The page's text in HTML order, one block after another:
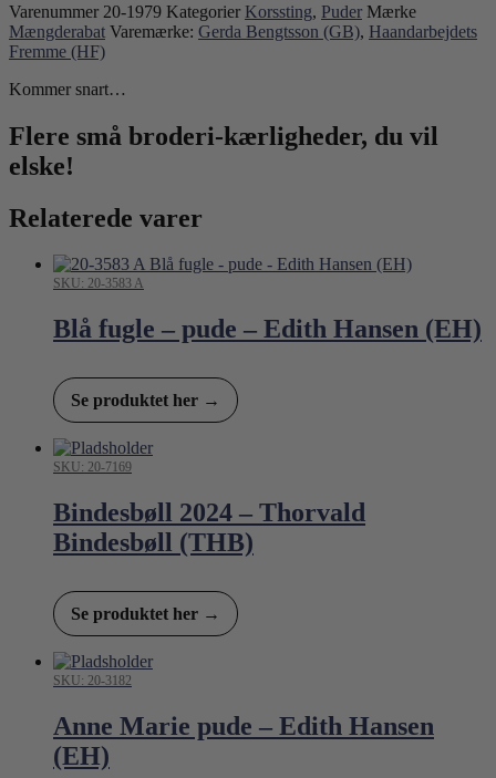
Varenummer 20-1979 Kategorier Korssting, Puder Mærke
Mængderabat Varemærke: Gerda Bengtsson (GB), Haandarbejdets
Fremme (HF)
Kommer snart…
Flere små broderi-kærligheder, du vil
elske!
Relaterede varer
SKU: 20-3583 A
Blå fugle – pude – Edith Hansen (EH)
Se produktet her →
SKU: 20-7169
Bindesbøll 2024 – Thorvald
Bindesbøll (THB)
Se produktet her →
SKU: 20-3182
Anne Marie pude – Edith Hansen
(EH)